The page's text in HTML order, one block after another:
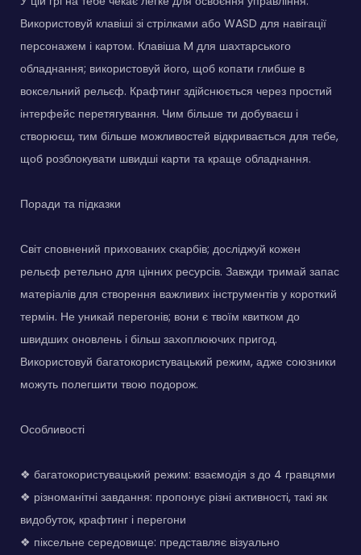
Використовуй клавіші зі стрілками або WASD для навігації
персонажем і картом. Клавіша M для шахтарського
обладнання; використовуй його, щоб копати глибше в
воксельний рельєф. Крафтинг здійснюється через простий
інтерфейс перетягування. Чим більше ти добуваєш і
створюєш, тим більше можливостей відкривається для тебе,
щоб розблокувати швидші карти та краще обладнання.
Поради та підказки
Світ сповнений прихованих скарбів; досліджуй кожен
рельєф ретельно для цінних ресурсів. Завжди тримай запас
матеріалів для створення важливих інструментів у короткий
термін. Не уникай перегонів; вони є твоїм квитком до
швидших оновлень і більш захоплюючих пригод.
Використовуй багатокористувацький режим, адже союзники
можуть полегшити твою подорож.
Особливості
❖ багатокористувацький режим: взаємодія з до 4 гравцями
❖ різноманітні завдання: пропонує різні активності, такі як
видобуток, крафтинг і перегони
❖ піксельне середовище: представляє візуально